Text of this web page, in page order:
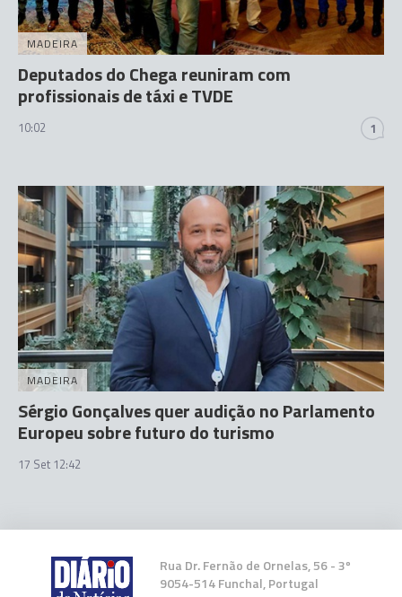
MADEIRA
Deputados do Chega reuniram com
profissionais de táxi e TVDE
10:02 1
MADEIRA
Sérgio Gonçalves quer audição no Parlamento
Europeu sobre futuro do turismo
17 Set 12:42
Rua Dr. Fernão de Ornelas, 56 - 3º
9054-514 Funchal, Portugal